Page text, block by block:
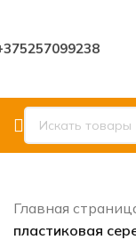
Главная
пластиковая